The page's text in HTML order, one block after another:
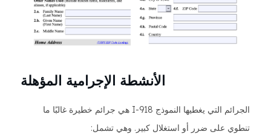
الأنشطة الإجرامية المؤهلة
الجرائم التي يغطيها النموذج I-918 هي جرائم خطيرة غالبًا ما
تنطوي على ضرر أو استغلال كبير. وهي تشمل: